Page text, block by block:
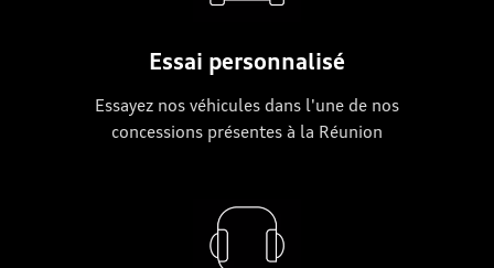
Essai personnalisé
Essayez nos véhicules dans l'une de nos
concessions présentes à la Réunion